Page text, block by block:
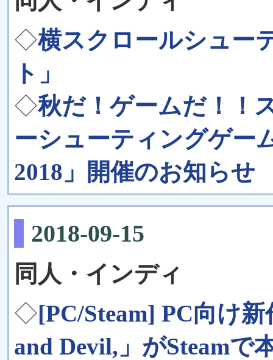
◇横スクロールシュー
ト」
◇秋だ！ゲームだ！！
ーシューティングゲー
2018」開催のお知らせ
2018-09-15
同人・インディ
◇[PC/Steam] PC向け
and Devil,」がSteamで